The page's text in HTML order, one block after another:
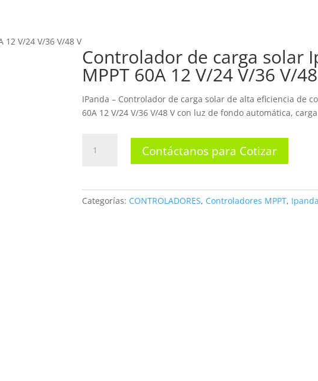
TIENDA
V/24 V/36 V/48 V
Controlador de carga solar
MPPT 60A 12 V/24 V/36 V/
IPanda – Controlador de carga solar de alta eficiencia de
60A 12 V/24 V/36 V/48 V con luz de fondo automática,
MPPT
Contáctanos para Cotizar
Categorías: CONTROLADORES, Controladores MPPT, Ipanda